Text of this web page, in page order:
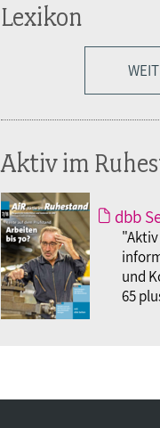
Lexikon
Aktiv im
dbb
und
65